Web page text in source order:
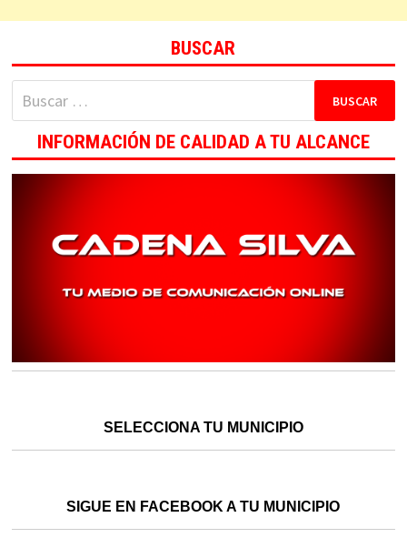
BUSCAR
Buscar:
INFORMACIÓN DE CALIDAD A TU ALCANCE
SELECCIONA TU MUNICIPIO
SIGUE EN FACEBOOK A TU MUNICIPIO